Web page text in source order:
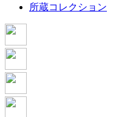
所蔵コレクション